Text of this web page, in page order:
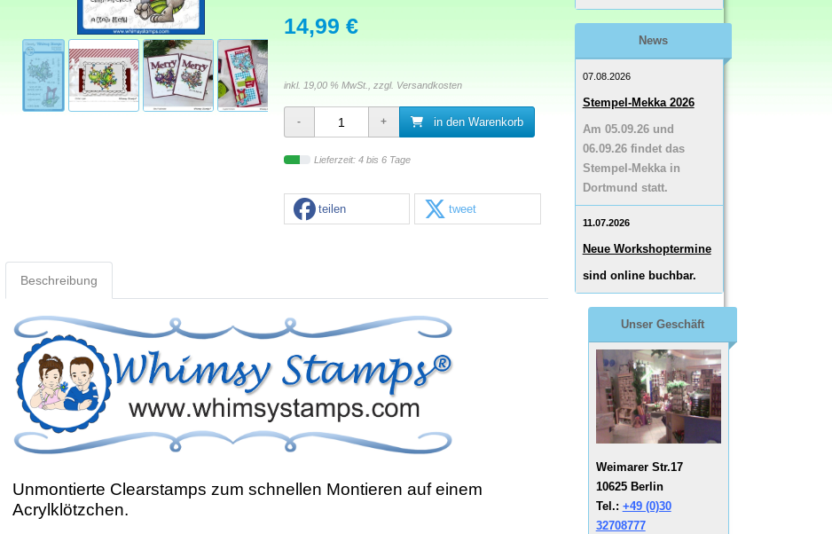
14,99 €
inkl. 19,00 % MwSt., zzgl. Versandkosten
in den Warenkorb
Lieferzeit: 4 bis 6 Tage
teilen tweet
Beschreibung
Unmontierte Clearstamps zum schnellen Montieren auf einem
Acrylklötzchen.
News
07.08.2026
Stempel-Mekka 2026
Am 05.09.26 und
06.09.26 findet das
Stempel-Mekka in
Dortmund statt.
11.07.2026
Neue Workshoptermine
sind online buchbar.
Unser Geschäft
Weimarer Str.17
10625 Berlin
Tel.: +49 (0)30
32708777